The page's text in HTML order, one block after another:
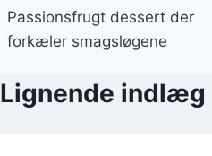
Passionsfrugt dessert der
forkæler smagsløgene
Lignende indlæg